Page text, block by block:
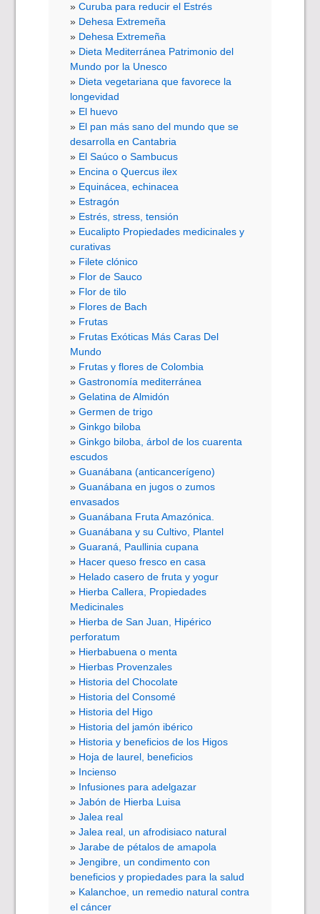
Curuba para reducir el Estrés
Dehesa Extremeña
Dehesa Extremeña
Dieta Mediterránea Patrimonio del
Mundo por la Unesco
Dieta vegetariana que favorece la
longevidad
El huevo
El pan más sano del mundo que se
desarrolla en Cantabria
El Saúco o Sambucus
Encina o Quercus ilex
Equinácea, echinacea
Estragón
Estrés, stress, tensión
Eucalipto Propiedades medicinales y
curativas
Filete clónico
Flor de Sauco
Flor de tilo
Flores de Bach
Frutas
Frutas Exóticas Más Caras Del
Mundo
Frutas y flores de Colombia
Gastronomía mediterránea
Gelatina de Almidón
Germen de trigo
Ginkgo biloba
Ginkgo biloba, árbol de los cuarenta
escudos
Guanábana (anticancerígeno)
Guanábana en jugos o zumos
envasados
Guanábana Fruta Amazónica.
Guanábana y su Cultivo, Plantel
Guaraná, Paullinia cupana
Hacer queso fresco en casa
Helado casero de fruta y yogur
Hierba Callera, Propiedades
Medicinales
Hierba de San Juan, Hipérico
perforatum
Hierbabuena o menta
Hierbas Provenzales
Historia del Chocolate
Historia del Consomé
Historia del Higo
Historia del jamón ibérico
Historia y beneficios de los Higos
Hoja de laurel, beneficios
Incienso
Infusiones para adelgazar
Jabón de Hierba Luisa
Jalea real
Jalea real, un afrodisiaco natural
Jarabe de pétalos de amapola
Jengibre, un condimento con
beneficios y propiedades para la salud
Kalanchoe, un remedio natural contra
el cáncer